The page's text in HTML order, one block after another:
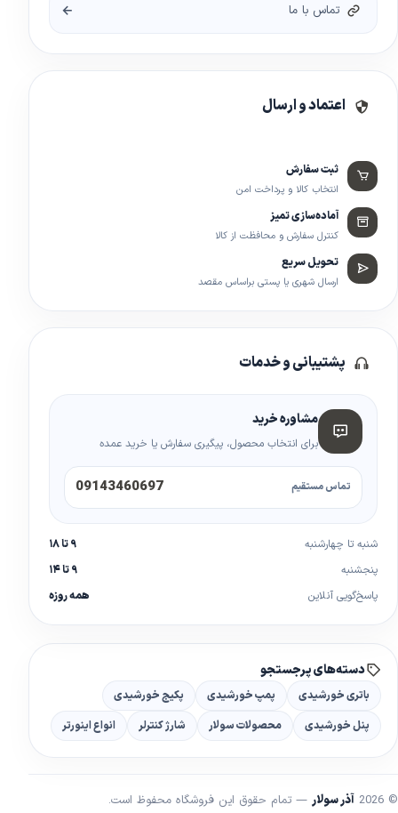
تماس با ما
اعتماد و ارسال
ثبت سفارش
انتخاب کالا و پرداخت امن
آماده‌سازی تمیز
کنترل سفارش و محافظت از کالا
تحویل سریع
ارسال شهری یا پستی براساس مقصد
پشتیبانی و خدمات
مشاوره خرید
برای انتخاب محصول، پیگیری سفارش یا خرید عمده
تماس مستقیم 09143460697
شنبه تا چهارشنبه
۹ تا ۱۸
پنجشنبه
۹ تا ۱۴
پاسخ‌گویی آنلاین
همه روزه
دسته‌های پرجستجو
باتری خورشیدی پمپ خورشیدی
پکیج خورشیدی
پنل خورشیدی
محصولات سولار شارژ کنترلر انواع اینورتر
© 2026 آذر سولار — تمام حقوق این فروشگاه محفوظ است.